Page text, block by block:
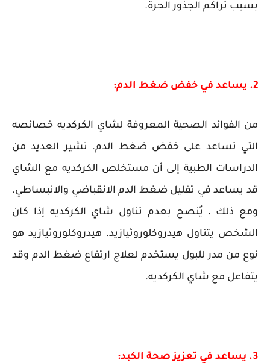
بسبب تراكم الجذور الحرة.
2. يساعد في خفض ضغط الدم:
من الفوائد الصحية المعروفة لشاي الكركديه خصائصه
التي تساعد على خفض ضغط الدم. تشير العديد من
الدراسات الطبية إلى أن مستخلص الكركديه مع الشاي
قد يساعد في تقليل ضغط الدم الانقباضي والانبساطي.
ومع ذلك ، يُنصح بعدم تناول شاي الكركديه إذا كان
الشخص يتناول هيدروكلوروثيازيد. هيدروكلوروثيازيد هو
نوع من مدر للبول يستخدم لعلاج ارتفاع ضغط الدم وقد
يتفاعل مع شاي الكركديه.
3. يساعد في تعزيز صحة الكبد: